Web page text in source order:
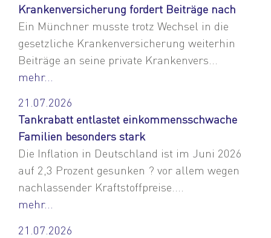
Krankenversicherung fordert Beiträge nach
Ein Münchner musste trotz Wechsel in die
gesetzliche Krankenversicherung weiterhin
Beiträge an seine private Krankenvers...
mehr...
21.07.2026
Tankrabatt entlastet einkommensschwache
Familien besonders stark
Die Inflation in Deutschland ist im Juni 2026
auf 2,3 Prozent gesunken ? vor allem wegen
nachlassender Kraftstoffpreise....
mehr...
21.07.2026